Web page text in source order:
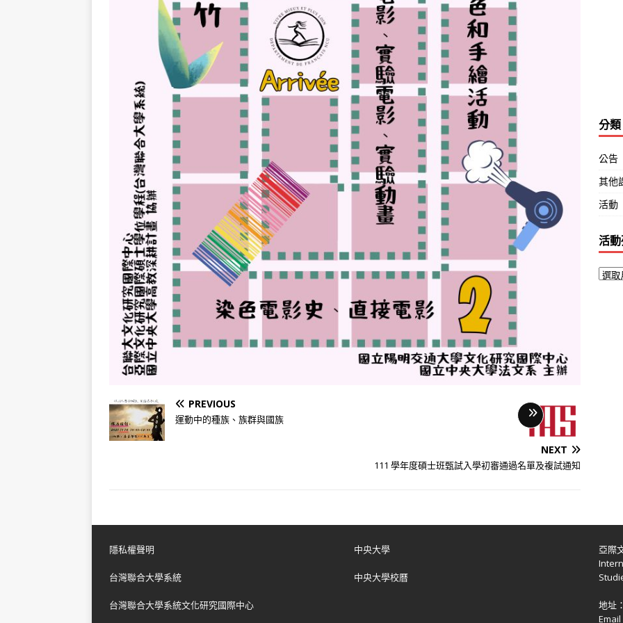
PREVIOUS
運動中的種族、族群與國族 LONG
DESCRIPTION
NEXT
111 學年度碩士班甄試入學初審通過名單及複試通知
分類
公告
其他
活動
活
隱私權聲明
台灣聯合大學系統
台灣聯合大學系統文化研究國際中心
中央大學
中央大學校曆
亞際
地址：
Email